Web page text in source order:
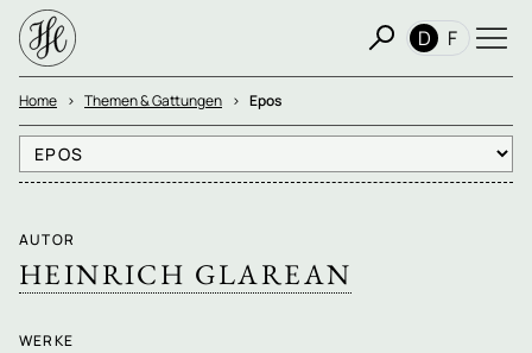
D F
Home Themen & Gattungen Epos
AUTOR
HEINRICH GLAREAN
WERKE